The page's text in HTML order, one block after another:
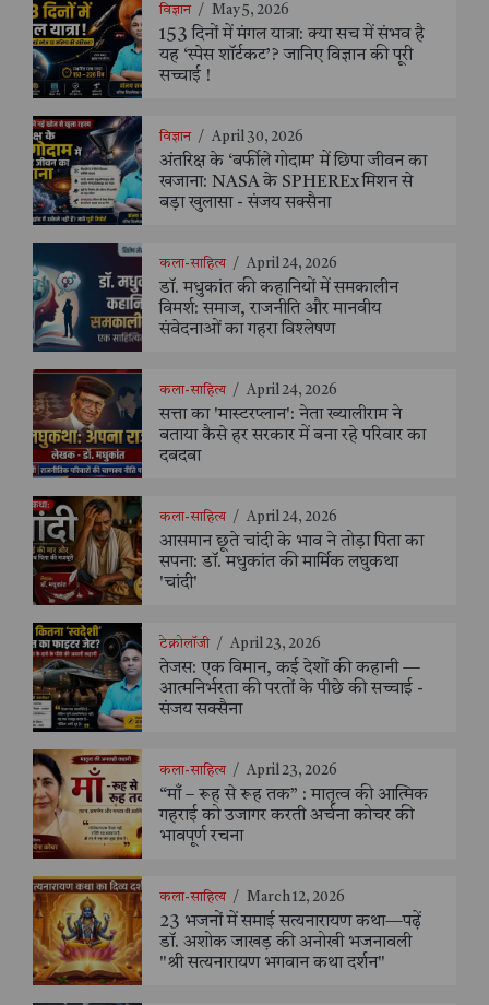
विज्ञान / May 5, 2026
153 दिनों में मंगल यात्रा: क्या सच में संभव है
यह ‘स्पेस शॉर्टकट’? जानिए विज्ञान की पूरी
सच्चाई !
विज्ञान / April 30, 2026
अंतरिक्ष के ‘बर्फीले गोदाम’ में छिपा जीवन का
खजाना: NASA के SPHEREx मिशन से
बड़ा खुलासा - संजय सक्सैना
कला-साहित्य / April 24, 2026
डॉ. मधुकांत की कहानियों में समकालीन
विमर्श: समाज, राजनीति और मानवीय
संवेदनाओं का गहरा विश्लेषण
कला-साहित्य / April 24, 2026
सत्ता का 'मास्टरप्लान': नेता ख्यालीराम ने
बताया कैसे हर सरकार में बना रहे परिवार का
दबदबा
कला-साहित्य / April 24, 2026
आसमान छूते चांदी के भाव ने तोड़ा पिता का
सपना: डॉ. मधुकांत की मार्मिक लघुकथा
'चांदी'
टेक्नोलॉजी / April 23, 2026
तेजस: एक विमान, कई देशों की कहानी —
आत्मनिर्भरता की परतों के पीछे की सच्चाई -
संजय सक्सैना
कला-साहित्य / April 23, 2026
“माँ – रूह से रूह तक” : मातृत्व की आत्मिक
गहराई को उजागर करती अर्चना कोचर की
भावपूर्ण रचना
कला-साहित्य / March 12, 2026
23 भजनों में समाई सत्यनारायण कथा—पढ़ें
डॉ. अशोक जाखड़ की अनोखी भजनावली
"श्री सत्यनारायण भगवान कथा दर्शन"